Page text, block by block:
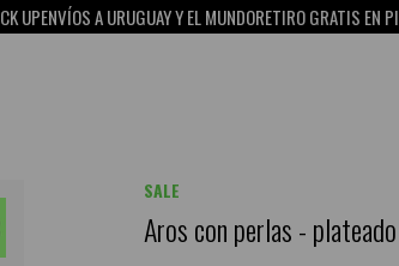
ENVÍOS A URUGUAY Y EL MUNDORETIRO GRATIS EN PICK UP
SALE
Aros con perlas - plateado